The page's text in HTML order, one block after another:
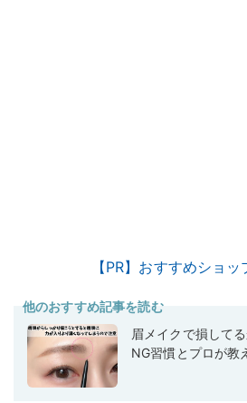
【PR】おすすめショ
他のおすすめ記事を読む
眉メイクで損して
NG習慣とプロが教